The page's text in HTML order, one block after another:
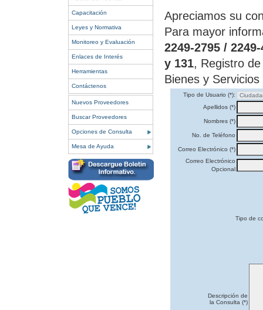
Capacitación
Leyes y Normativa
Monitoreo y Evaluación
Enlaces de Interés
Herramientas
Contáctenos
Nuevos Proveedores
Buscar Proveedores
Opciones de Consulta
Mesa de Ayuda
Apreciamos su
Para mayor
2249-2795 /
y 131, Registro
Bienes y Servicios
Tipo de Usuario (*):
Apellidos (*)
Nombres (*)
No. de Teléfono
Correo Electrónico (*)
Correo Electrónico
Opcional
Tipo de
Descripción de
la Consulta (*)